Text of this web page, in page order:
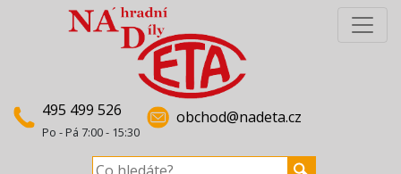
495 499 526
Po - Pá 7:00 - 15:30
obchod@nadeta.cz